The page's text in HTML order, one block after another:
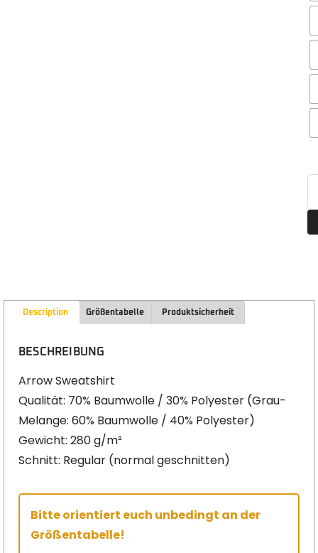
Description Größentabelle Produktsicherheit
BESCHREIBUNG
Arrow Sweatshirt
Qualität: 70% Baumwolle / 30% Polyester (Grau-
Melange: 60% Baumwolle / 40% Polyester)
Gewicht: 280 g/m²
Schnitt: Regular (normal geschnitten)
Bitte orientiert euch unbedingt an der
Größentabelle!